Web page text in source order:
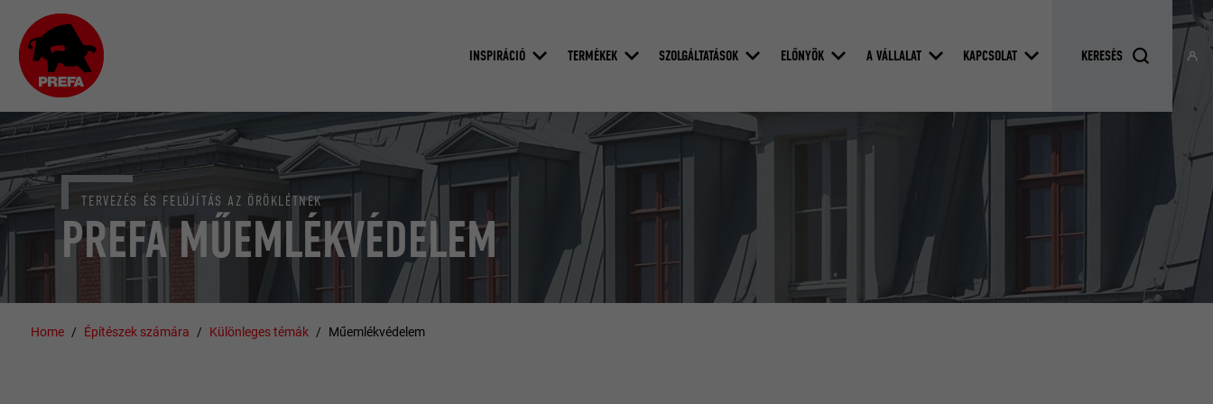
INSPIRÁCIÓ TERMÉKEK SZOLGÁLTATÁSOK ELŐNYÖK A VÁLLALAT KAPCSOLAT
PREFA MŰEMLÉKVÉDELEM
TERVEZÉS ÉS FELÚJÍTÁS AZ ÖRÖKLÉTNEK
Home Építészek számára Különleges témák Műemlékvédelem